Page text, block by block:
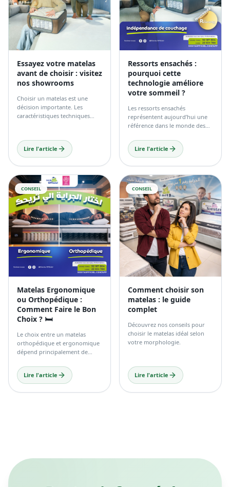
décision importante. Les
caractéristiques techniques
sont utiles, mais rien ne
remplace l’essai réel. C’est
pourquoi nous vous invitons à
tester nos matelas directement
Lire l'article
Les ressorts ensachés
représentent aujourd’hui une
référence dans le monde des
matelas en Tunisie. Grâce à leur
technologie avancée, ils
permettent de profiter d’un
plus reposant. 🛏️ Un meilleur
sommeil commence par une
meilleure technologie.
CONSEIL
Matelas Ergonomique
ou Orthopédique :
Comment Faire le Bon
Choix ? 🛏️
Le choix entre un matelas
orthopédique et ergonomique
dépend principalement de
votre confort personnel, de
votre morphologie et de vos
habitudes de sommeil.
CONSEIL
Comment choisir son
matelas : le guide
complet
Découvrez nos conseils pour
choisir le matelas idéal selon
votre morphologie.
Lire l'article
Restez informé de
directement dans votre boîte mail.